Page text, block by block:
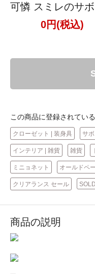
可憐 スミレのサ
0円(税込)
この商品に登録されてい
クローゼット | 装身具 サ
インテリア | 雑貨 雑貨
ミニョネット オールドペ
クリアランス セール
商品の説明